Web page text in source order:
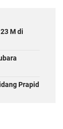
M di
Prapid